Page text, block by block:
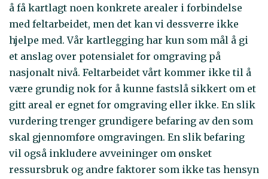
å få kartlagt noen konkrete arealer i forbindelse
med feltarbeidet, men det kan vi dessverre ikke
hjelpe med. Vår kartlegging har kun som mål å gi
et anslag over potensialet for omgraving på
nasjonalt nivå. Feltarbeidet vårt kommer ikke til å
være grundig nok for å kunne fastslå sikkert om et
gitt areal er egnet for omgraving eller ikke. En slik
vurdering trenger grundigere befaring av den som
skal gjennomføre omgravingen. En slik befaring
vil også inkludere avveininger om ønsket
ressursbruk og andre faktorer som ikke tas hensyn